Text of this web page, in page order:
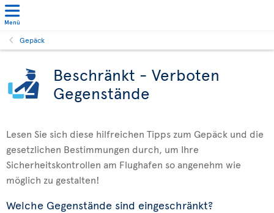
Menü
Gepäck
Beschränkt - Verboten
Gegenstände
Lesen Sie sich diese hilfreichen Tipps zum Gepäck und die
gesetzlichen Bestimmungen durch, um Ihre
Sicherheitskontrollen am Flughafen so angenehm wie
möglich zu gestalten!
Welche Gegenstände sind eingeschränkt?